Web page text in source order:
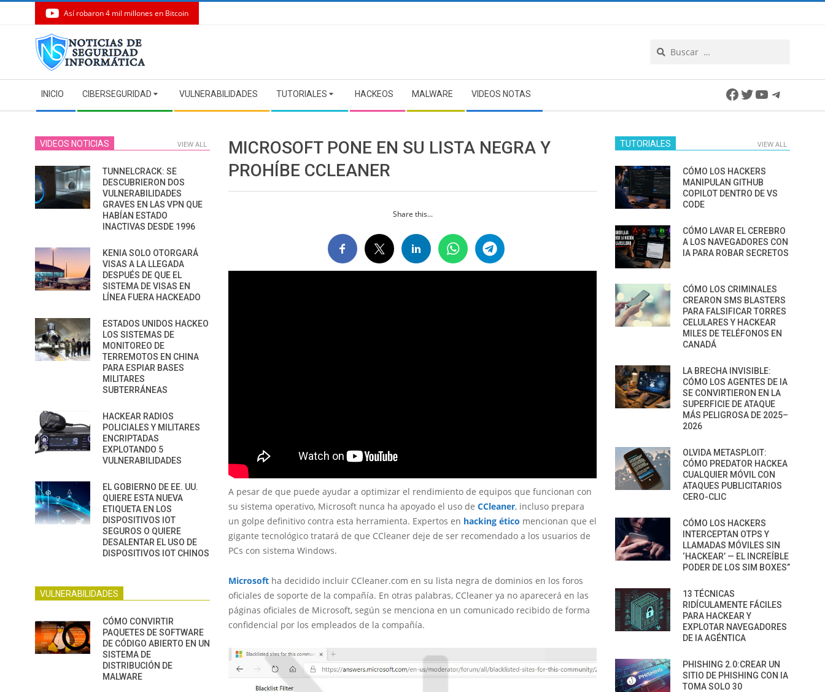
Así robaron 4 mil millones en Bitcoin
Navigation
Menu
INICIO CIBERSEGURIDAD VULNERABILIDADES TUTORIALES HACKEOS MALWARE VIDEOS NOTAS Facebook
Twitter
YouTube
MICROSOFT PONE EN SU LISTA NEGRA Y
PROHÍBE CCLEANER
Share this...
A pesar de que puede ayudar a optimizar el rendimiento de equipos que funcionan con
su sistema operativo, Microsoft nunca ha apoyado el uso de CCleaner, incluso prepara
un golpe definitivo contra esta herramienta. Expertos en hacking ético mencionan que el
gigante tecnológico tratará de que CCleaner deje de ser recomendado a los usuarios de
PCs con sistema Windows.
Microsoft ha decidido incluir CCleaner.com en su lista negra de dominios en los foros
oficiales de soporte de la compañía. En otras palabras, CCleaner ya no aparecerá en las
páginas oficiales de Microsoft, según se menciona en un comunicado recibido de forma
confidencial por los empleados de la compañía.
VIDEOS NOTICIAS VIEW ALL
TUNNELCRACK: SE
DESCUBRIERON DOS
VULNERABILIDADES
GRAVES EN LAS VPN QUE
HABÍAN ESTADO
INACTIVAS DESDE 1996
KENIA SOLO OTORGARÁ
VISAS A LA LLEGADA
DESPUÉS DE QUE EL
SISTEMA DE VISAS EN
LÍNEA FUERA HACKEADO
ESTADOS UNIDOS HACKEO
LOS SISTEMAS DE
MONITOREO DE
TERREMOTOS EN CHINA
PARA ESPIAR BASES
MILITARES
SUBTERRÁNEAS
HACKEAR RADIOS
POLICIALES Y MILITARES
ENCRIPTADAS
EXPLOTANDO 5
VULNERABILIDADES
EL GOBIERNO DE EE. UU.
QUIERE ESTA NUEVA
ETIQUETA EN LOS
DISPOSITIVOS IOT
SEGUROS O QUIERE
DESALENTAR EL USO DE
DISPOSITIVOS IOT CHINOS
VULNERABILIDADES
CÓMO CONVIRTIR
PAQUETES DE SOFTWARE
DE CÓDIGO ABIERTO EN UN
SISTEMA DE
DISTRIBUCIÓN DE
MALWARE
TUTORIALES VIEW ALL
CÓMO LOS HACKERS
MANIPULAN GITHUB
COPILOT DENTRO DE VS
CODE
CÓMO LAVAR EL CEREBRO
A LOS NAVEGADORES CON
IA PARA ROBAR SECRETOS
CÓMO LOS CRIMINALES
CREARON SMS BLASTERS
PARA FALSIFICAR TORRES
CELULARES Y HACKEAR
MILES DE TELÉFONOS EN
CANADÁ
LA BRECHA INVISIBLE:
CÓMO LOS AGENTES DE IA
SE CONVIRTIERON EN LA
SUPERFICIE DE ATAQUE
MÁS PELIGROSA DE 2025–
2026
OLVIDA METASPLOIT:
CÓMO PREDATOR HACKEA
CUALQUIER MÓVIL CON
ATAQUES PUBLICITARIOS
CERO-CLIC
CÓMO LOS HACKERS
INTERCEPTAN OTPS Y
LLAMADAS MÓVILES SIN
‘HACKEAR’ — EL INCREÍBLE
PODER DE LOS SIM BOXES”
13 TÉCNICAS
RIDÍCULAMENTE FÁCILES
PARA HACKEAR Y
EXPLOTAR NAVEGADORES
DE IA AGÉNTICA
PHISHING 2.0:CREAR UN
SITIO DE PHISHING CON IA
TOMA SOLO 30